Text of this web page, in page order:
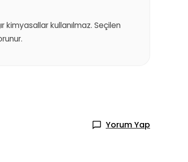
kimyasallar kullanılmaz. Seçilen
Yorum Yap